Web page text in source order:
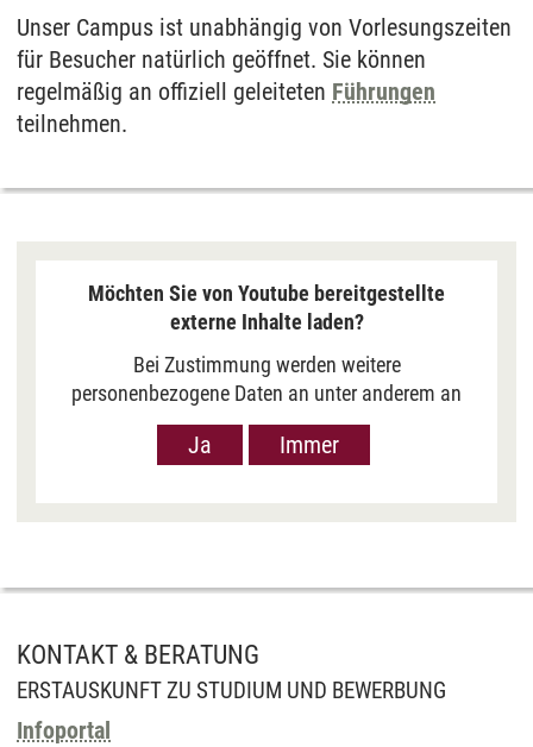
Unser Campus ist unabhängig von Vorlesungszeiten
für Besucher natürlich geöffnet. Sie können
regelmäßig an offiziell geleiteten Führungen
teilnehmen.
Möchten Sie von Youtube bereitgestellte
externe Inhalte laden?
Bei Zustimmung werden weitere
personenbezogene Daten an unter anderem an
Google in den USA übermittelt, um Ihnen Youtube-
Videos anzuzeigen. Der Europäische Gerichtshof
an EU-Standards, jedoch als unzureichend
verarbeitet werden können. Klicken Sie auf „Ja“
Videos. Bei Klick auf „Immer“ erfolgt die
Weitergabe generell bei Anzeige von Youtube-
Ja Immer
KONTAKT & BERATUNG
ERSTAUSKUNFT ZU STUDIUM UND BEWERBUNG
Infoportal